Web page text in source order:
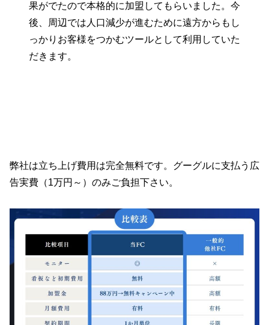
果がでたので本格的に加盟してもらいました。今
後、周辺では人口減少が進むために遠方からもし
っかりお客様をつかむツールとして利用していた
だきます。
弊社は立ち上げ費用は完全無料です。グーグルに支払う広
告実費（1万円～）のみご負担下さい。